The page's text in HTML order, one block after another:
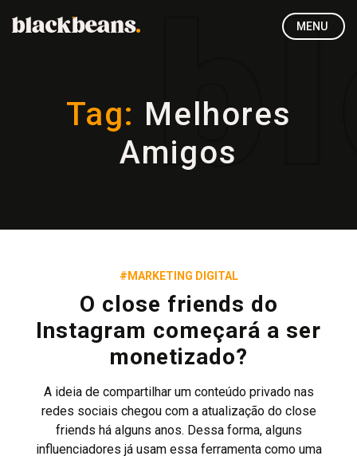
MENU
Tag: Melhores
Amigos
#MARKETING DIGITAL
O close friends do
Instagram começará a ser
monetizado?
A ideia de compartilhar um conteúdo privado nas
redes sociais chegou com a atualização do close
friends há alguns anos. Dessa forma, alguns
influenciadores já usam essa ferramenta como uma